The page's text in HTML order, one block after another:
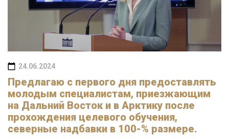
24.06.2024
Предлагаю с первого дня предоставлять
молодым специалистам, приезжающим
на Дальний Восток и в Арктику после
прохождения целевого обучения,
северные надбавки в 100-% размере.